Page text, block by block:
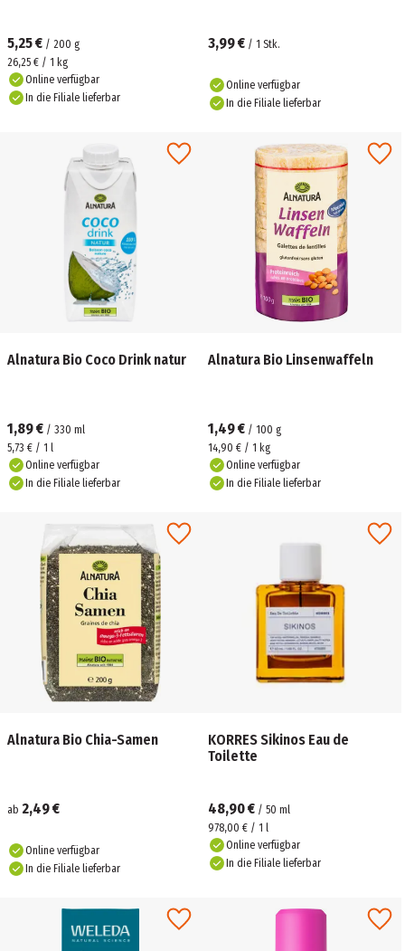
5,25 € / 200 g
26,25 € / 1 kg
Online verfügbar
In die Filiale lieferbar
3,99 € / 1 Stk.
Online verfügbar
In die Filiale lieferbar
Alnatura Bio Coco Drink natur
1,89 € / 330 ml
5,73 € / 1 l
Online verfügbar
In die Filiale lieferbar
Alnatura Bio Linsenwaffeln
1,49 € / 100 g
14,90 € / 1 kg
Online verfügbar
In die Filiale lieferbar
Alnatura Bio Chia-Samen
ab 2,49 €
Online verfügbar
In die Filiale lieferbar
KORRES Sikinos Eau de
Toilette
48,90 € / 50 ml
978,00 € / 1 l
Online verfügbar
In die Filiale lieferbar